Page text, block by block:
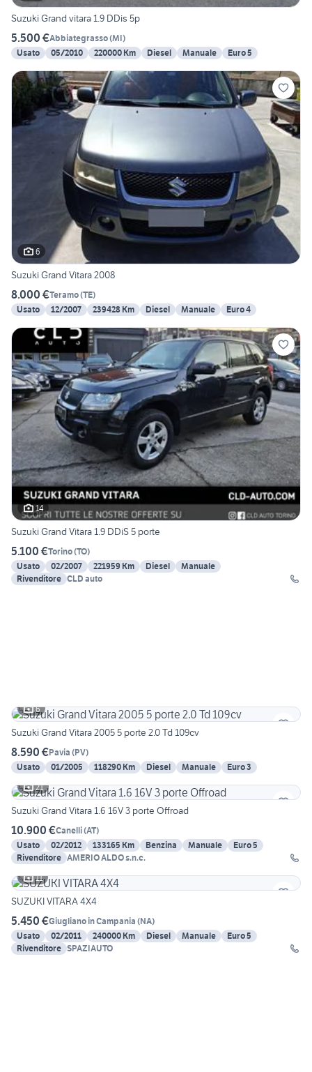
Suzuki Grand vitara 1.9 DDis 5p
5.500 €Abbiategrasso(MI)
Usato
05/2010 220000 Km Diesel Manuale Euro 5
6
Suzuki Grand Vitara 2008
8.000 €Teramo(TE)
Usato
12/2007 239428 Km Diesel Manuale Euro 4
14
Suzuki Grand Vitara 1.9 DDiS 5 porte
5.100 €Torino(TO)
Usato
02/2007 221959 Km Diesel
Manuale
Rivenditore CLD auto
6
Suzuki Grand Vitara 2005 5 porte 2.0 Td 109cv
8.590 €Pavia (PV)
Usato
01/2005 118290 Km Diesel Manuale
Euro 3
21
Suzuki Grand Vitara 1.6 16V 3 porte Offroad
10.900 €Canelli(AT)
Usato
02/2012 133165 Km Benzina Manuale
Euro 5
Rivenditore AMERIO ALDO s.n.c.
11
SUZUKI VITARA 4X4
5.450 €Giugliano in Campania (NA)
Usato
02/2011 240000 Km Diesel Manuale
Euro 5
Rivenditore SPAZIAUTO